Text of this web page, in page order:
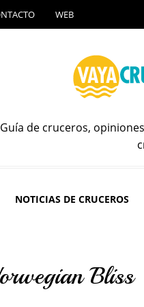
WEB
Guía de cruceros,
NOTICIAS DE CRUCEROS
Bliss